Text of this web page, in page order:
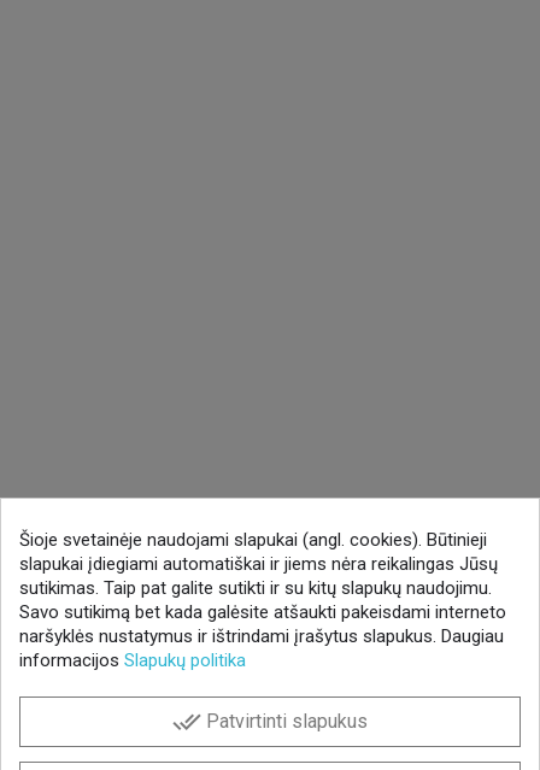
Šioje svetainėje naudojami slapukai (angl. cookies). Būtinieji
slapukai įdiegiami automatiškai ir jiems nėra reikalingas Jūsų
sutikimas. Taip pat galite sutikti ir su kitų slapukų naudojimu.
Savo sutikimą bet kada galėsite atšaukti pakeisdami interneto
naršyklės nustatymus ir ištrindami įrašytus slapukus. Daugiau
informacijos Slapukų politika
done_all Patvirtinti slapukus